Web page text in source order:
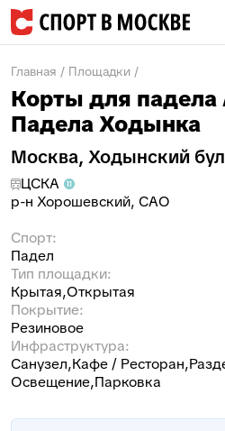
Главная / Площадки /
Корты для
Падела Ходынка
Москва, Ходынский
ЦСКА
р-н Хорошевский, САО
Спорт:
Падел
Тип площадки:
Крытая Открытая
Покрытие:
Резиновое
Инфраструктура:
Санузел Кафе / Ресторан
Освещение Парковка